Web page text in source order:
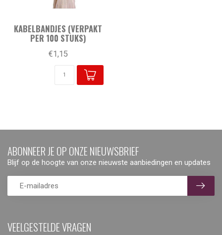
KABELBANDJES (VERPAKT
PER 100 STUKS)
€1,15
VEELGESTELDE VRAGEN
ABONNEER JE OP ONZE NIEUWSBRIEF
Blijf op de hoogte van onze nieuwste aanbiedingen en updates